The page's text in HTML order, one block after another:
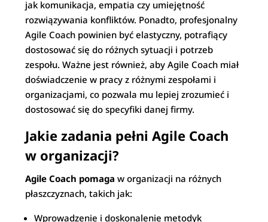
jak komunikacja, empatia czy umiejętność
rozwiązywania konfliktów. Ponadto, profesjonalny
Agile Coach powinien być elastyczny, potrafiący
dostosować się do różnych sytuacji i potrzeb
zespołu. Ważne jest również, aby Agile Coach miał
doświadczenie w pracy z różnymi zespołami i
organizacjami, co pozwala mu lepiej zrozumieć i
dostosować się do specyfiki danej firmy.
Jakie zadania pełni Agile Coach
w organizacji?
Agile Coach pomaga w organizacji na różnych
płaszczyznach, takich jak:
Wprowadzenie i doskonalenie metodyk